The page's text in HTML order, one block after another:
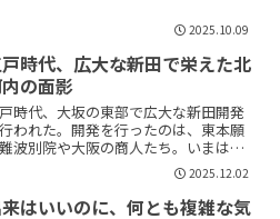
たちの生活環境を自分たちで整えよう
する意志の表れ」であり、都市におけ
住の安定性＝持ち家に...
2025.10.09
時代、広大な新田で栄えた北
の面影
時代、大坂の東部で広大な新田開発
われた。開発を行ったのは、東本願
波別院や大阪の商人たち。いまは広
だった新田の姿はないが、新田開発の
史の面影を学ぶまちあるきに参加し
大東市は、大阪市の北東に隣接し大
2025.12.02
はいいのに、何とも複雑な気